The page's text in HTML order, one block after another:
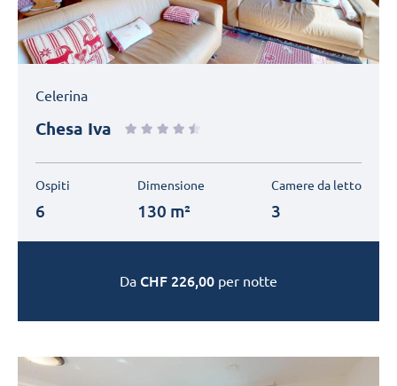
Celerina
Chesa Iva
Ospiti
6
Dimensione
130 m²
Camere da letto
3
Da CHF 226,00 per notte